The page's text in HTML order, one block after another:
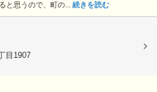
と思うので、町の... 続きを読む
目1907